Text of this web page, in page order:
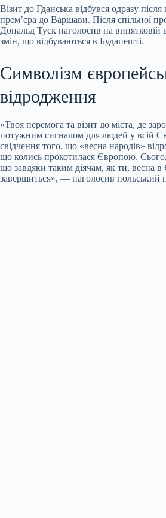
Візит до Гданська відбувся одразу
прем’єра до Варшави. Після спільної
Дональд Туск наголосив на винятковій
змін, що відбуваються в Будапешті.
Символізм
відродження
«Твоя перемога та візит до міста, де
потужним сигналом для людей у всій
свідчення того, що «весна народів»
що колись прокотилася Європою.
що завдяки таким діячам, як ти, весна в
завершиться», — наголосив польський